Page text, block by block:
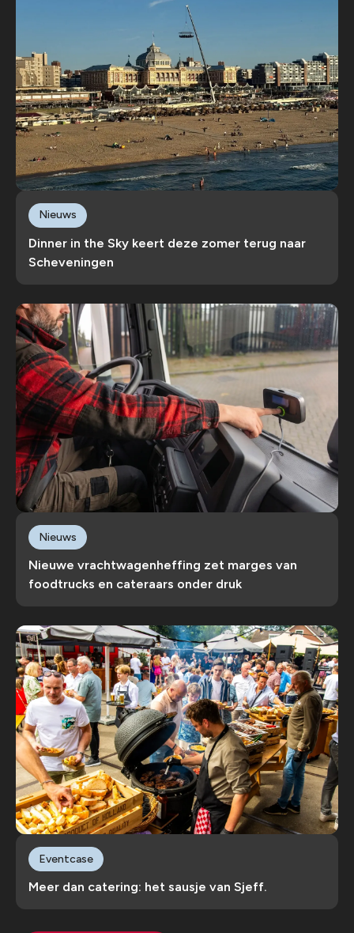
Dinner in the Sky keert deze zomer terug naar
Scheveningen
Nieuws
Nieuwe vrachtwagenheffing zet marges van
foodtrucks en cateraars onder druk
Nieuws
Meer dan catering: het sausje van Sjeff.
Eventcase